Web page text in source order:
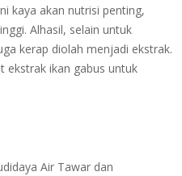
kaya akan nutrisi penting,
Alhasil, selain untuk
kerap diolah menjadi ekstrak.
ekstrak ikan gabus untuk
Air Tawar dan